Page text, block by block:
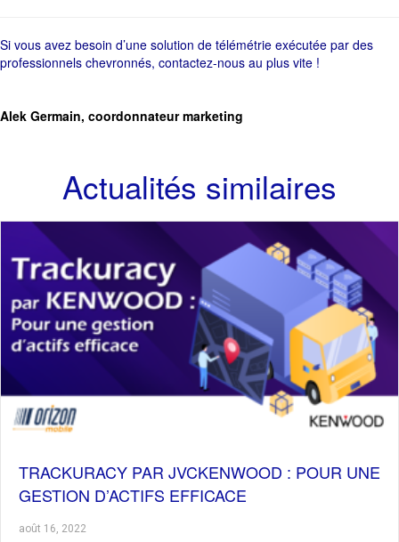
Si vous avez besoin d’une solution de télémétrie exécutée par des
professionnels chevronnés, contactez-nous au plus vite !
Alek Germain, coordonnateur marketing
Actualités similaires
TRACKURACY PAR JVCKENWOOD : POUR UNE
GESTION D’ACTIFS EFFICACE
août 16, 2022